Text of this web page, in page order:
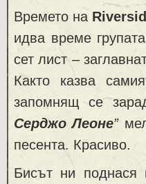
Времето на
идва време
сет лист –
Както казва
запомнящ се
Серджо Леоне”
песента. Красиво.
Бисът ни поднася